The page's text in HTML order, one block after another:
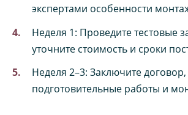
экспертами особенности
Неделя 1: Проведите тестовые
уточните стоимость и сроки
Неделя 2–3: Заключите договор,
подготовительные работы и